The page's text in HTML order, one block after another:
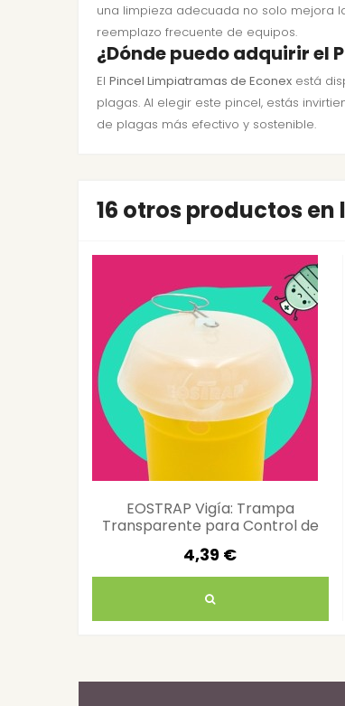
una limpieza adecuada no solo mejora
reemplazo frecuente de equipos.
¿Dónde puedo adquirir el
El Pincel Limpiatramas de Econex está
plagas. Al elegir este pincel, estás
de plagas más efectivo y sostenible.
16 otros productos
EOSTRAP Vigía: Trampa
Transparente para Control de
4,39 €